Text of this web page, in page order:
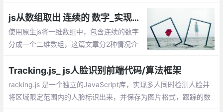
计算机和计算机集群都不会生成两个相同的GUID。
js从数组取出 连续的 数字_实现一维数组中连续数字分成几个连续的数字数组
使用原生js将一维数组中，包含连续的数字
分成一个二维数组，这篇文章分2种情况介
个数字。
Tracking.js_ js人脸识别前端代码/算法框架
racking.js 是一个独立的JavaScript库，实现多人同时检测人脸并
将区域限定范围内的人脸标识出来，并保存为图片格式，跟踪的数